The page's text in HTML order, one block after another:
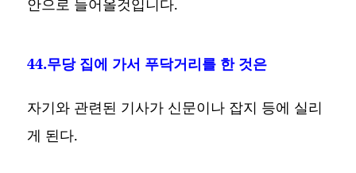
안으로 들어올것입니다.
44.무당 집에 가서 푸닥거리를 한 것은
자기와 관련된 기사가 신문이나 잡지 등에 실리
게 된다.